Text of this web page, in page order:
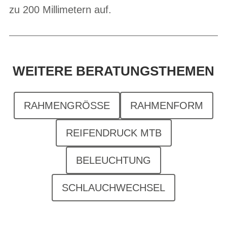
zu 200 Millimetern auf.
WEITERE BERATUNGSTHEMEN
RAHMENGRÖSSE RAHMENFORM
REIFENDRUCK MTB
BELEUCHTUNG
SCHLAUCHWECHSEL